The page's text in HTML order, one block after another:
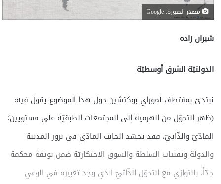
مصدر الصورة: Google
شيران زاده
الدولتيّة الشرق أوسطيّة
نبتدئ بمقتطف لموراي بوكتشين حول هذا الموضوع يقول فيه:
(ظهر التحوّل من الهرمية إلى المجتمعات الطبقيّة على مستويين؛
المادّيّ والذّاتيّ، فقد تجسّد الجانب المادّي في بروز المدينة
والدولة وتقنيات السلطة والسوق الاحتكاريّة ضمن بوتقة محكمة
جدّاً، بالتوازي مع التحوّل الذّاتيّ الذي وجد تعبيره في الوعي